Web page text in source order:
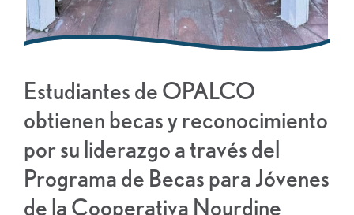
Estudiantes de OPALCO
obtienen becas y reconocimiento
por su liderazgo a través del
Programa de Becas para Jóvenes
de la Cooperativa Nourdine